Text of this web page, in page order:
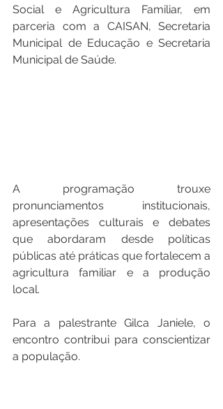
Social e Agricultura Familiar, em
parceria com a CAISAN, Secretaria
Municipal de Educação e Secretaria
Municipal de Saúde.
A programação trouxe
pronunciamentos institucionais,
apresentações culturais e debates
que abordaram desde políticas
públicas até práticas que fortalecem a
agricultura familiar e a produção
local.
Para a palestrante Gilca Janiele, o
encontro contribui para conscientizar
a população.